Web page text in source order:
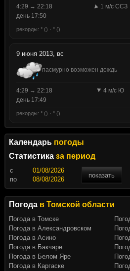
4:29 → 22:18
1 м/с ССЗ
день 17:50
рекорды: ° () · ° ()
9 июня 2013, вс
пасмурно возможен дождь
4:29 → 22:18
4 м/с Ю
день 17:49
рекорды: ° () · ° ()
Календарь погоды
Статистика за период
c
показать
по
Погода в Томской области
Погода в Томске
Погода в Александровском
Погода в Асино
Погода в Бакчаре
Погода в Белом Яре
Погода в Каргаске